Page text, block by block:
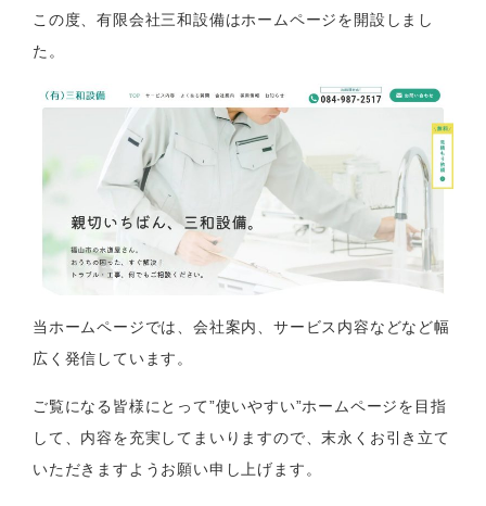
084-987-2517
お問い合わせ
この度、有限会社三和設備はホームページを開設しまし
た。
当ホームページでは、会社案内、サービス内容などなど幅
広く発信しています。
ご覧になる皆様にとって”使いやすい”ホームページを目指
して、内容を充実してまいりますので、末永くお引き立て
いただきますようお願い申し上げます。